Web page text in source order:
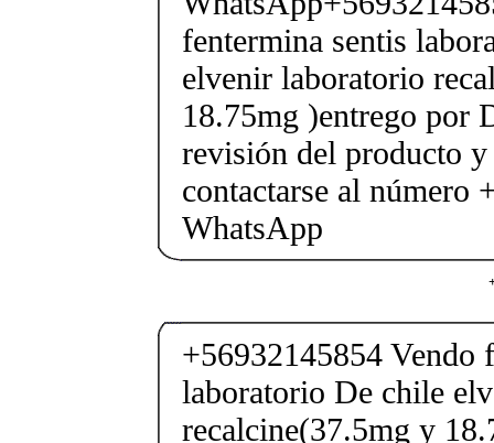
fentermina sentis
elvenir laboratorio
18.75mg )entrego por
revisión del producto
contactarse al número
WhatsApp
+56932145854 Vendo
laboratorio De chile
recalcine(37.5mg y